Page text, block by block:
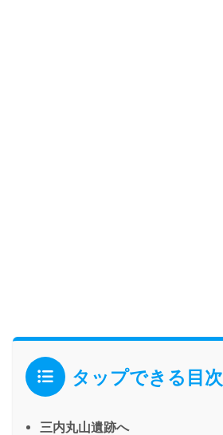
タップできる目次
三内丸山遺跡へ